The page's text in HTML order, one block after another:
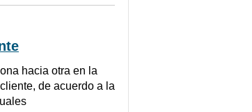
hacia otra en la
de acuerdo a la